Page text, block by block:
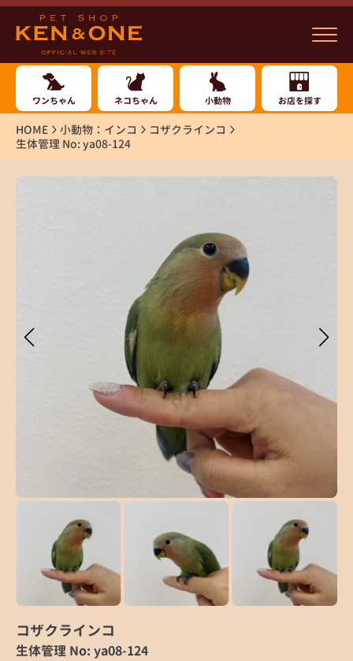
ワンちゃん ネコちゃん 小動物 お店を探す
HOME 小動物：インコ
コザクラインコ
生体管理 No: ya08-124
コザクラインコ
生体管理 No: ya08-124